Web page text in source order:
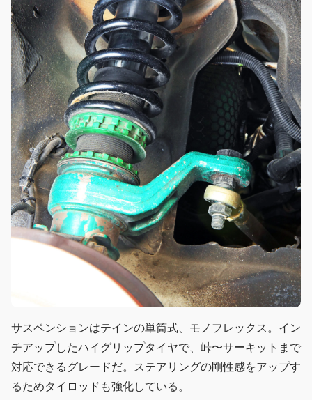
サスペンションはテインの単筒式、モノフレックス。イン
チアップしたハイグリップタイヤで、峠〜サーキットまで
対応できるグレードだ。ステアリングの剛性感をアップす
るためタイロッドも強化している。